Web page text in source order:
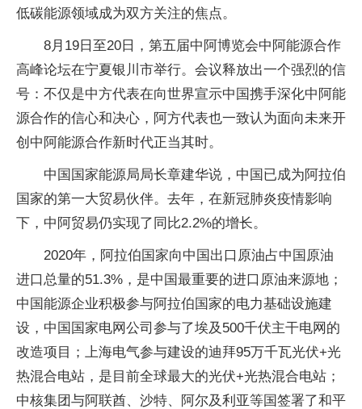
低碳能源领域成为双方关注的焦点。
8月19日至20日，第五届中阿博览会中阿能源合作
高峰论坛在宁夏银川市举行。会议释放出一个强烈的信
号：不仅是中方代表在向世界宣示中国携手深化中阿能
源合作的信心和决心，阿方代表也一致认为面向未来开
创中阿能源合作新时代正当其时。
中国国家能源局局长章建华说，中国已成为阿拉伯
国家的第一大贸易伙伴。去年，在新冠肺炎疫情影响
下，中阿贸易仍实现了同比2.2%的增长。
2020年，阿拉伯国家向中国出口原油占中国原油
进口总量的51.3%，是中国最重要的进口原油来源地；
中国能源企业积极参与阿拉伯国家的电力基础设施建
设，中国国家电网公司参与了埃及500千伏主干电网的
改造项目；上海电气参与建设的迪拜95万千瓦光伏+光
热混合电站，是目前全球最大的光伏+光热混合电站；
中核集团与阿联酋、沙特、阿尔及利亚等国签署了和平